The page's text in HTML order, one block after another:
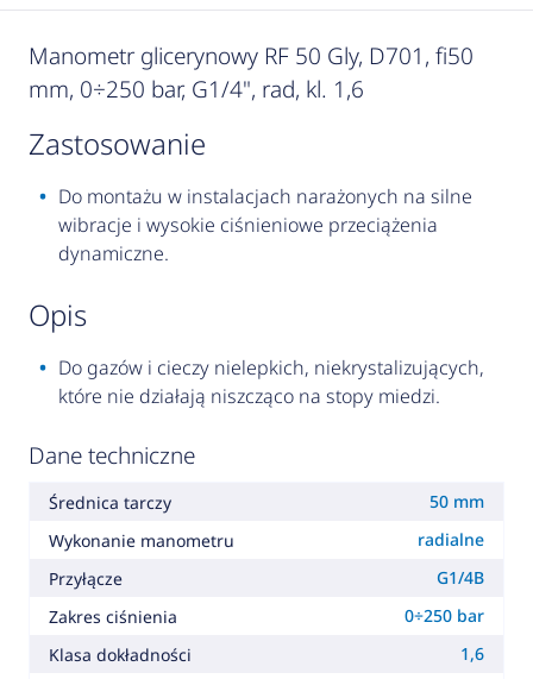
Manometr glicerynowy RF 50 Gly, D701, fi50
mm, 0÷250 bar, G1/4", rad, kl. 1,6
zastosowanie
Do montażu w instalacjach narażonych na silne
wibracje i wysokie ciśnieniowe przeciążenia
dynamiczne.
opis
Do gazów i cieczy nielepkich, niekrystalizujących,
które nie działają niszcząco na stopy miedzi.
Dane techniczne
Średnica tarczy
50 mm
Wykonanie manometru
radialne
Przyłącze
G1/4B
Zakres ciśnienia
0÷250 bar
Klasa dokładności
1,6